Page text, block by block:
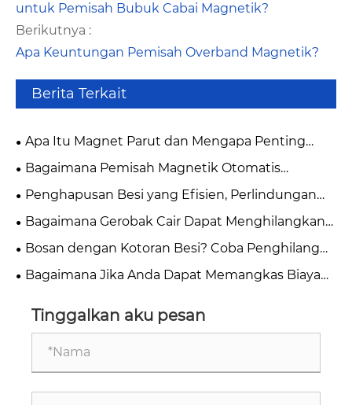
untuk Pemisah Bubuk Cabai Magnetik?
Berikutnya :
Apa Keuntungan Pemisah Overband Magnetik?
Berita Terkait
Apa Itu Magnet Parut dan Mengapa Penting
dalam Pengendalian Kontaminasi Industri
Modern?
Bagaimana Pemisah Magnetik Otomatis
Meningkatkan Kemurnian Bahan Industri?
Penghapusan Besi yang Efisien, Perlindungan
Magnetik
Bagaimana Gerobak Cair Dapat Menghilangkan
Zat Besi Secara Efisien?
Bosan dengan Kotoran Besi? Coba Penghilang
Besi Putar Otomatis Penuh!
Bagaimana Jika Anda Dapat Memangkas Biaya
Tinggalkan aku pesan